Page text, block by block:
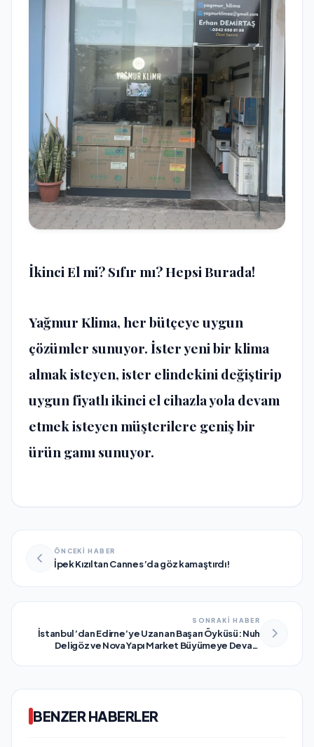
İkinci El mi? Sıfır mı? Hepsi Burada!
Yağmur Klima, her bütçeye uygun
çözümler sunuyor. İster yeni bir klima
almak isteyen, ister elindekini değiştirip
uygun fiyatlı ikinci el cihazla yola devam
etmek isteyen müşterilere geniş bir
ürün gamı sunuyor.
ÖNCEKİ HABER
İpek Kızıltan Cannes’da göz kamaştırdı!
SONRAKİ HABER
İstanbul’dan Edirne’ye Uzanan Başarı Öyküsü: Nuh
Deligöz ve Nova Yapı Market Büyümeye Devam
BENZER HABERLER